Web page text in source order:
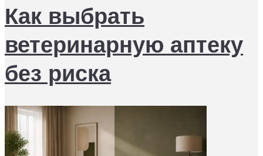
Как выбрать
ветеринарную аптеку
без риска